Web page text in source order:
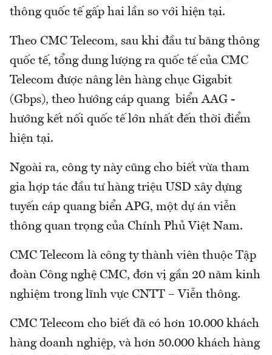
thông quốc tế gấp hai lần so với hiện tại.
Theo CMC Telecom, sau khi đầu tư băng thông
quốc tế, tổng dung lượng ra quốc tế của CMC
Telecom được nâng lên hàng chục Gigabit
(Gbps), theo hướng cáp quang biển AAG -
hướng kết nối quốc tế lớn nhất đến thời điểm
hiện tại.
Ngoài ra, công ty này cũng cho biết vừa tham
gia hợp tác đầu tư hàng triệu USD xây dựng
tuyến cáp quang biển APG, một dự án viễn
thông quan trọng của Chính Phủ Việt Nam.
CMC Telecom là công ty thành viên thuộc Tập
đoàn Công nghệ CMC, đơn vị gần 20 năm kinh
nghiệm trong lĩnh vực CNTT – Viễn thông.
CMC Telecom cho biết đã có hơn 10.000 khách
hàng doanh nghiệp, và hơn 50.000 khách hàng